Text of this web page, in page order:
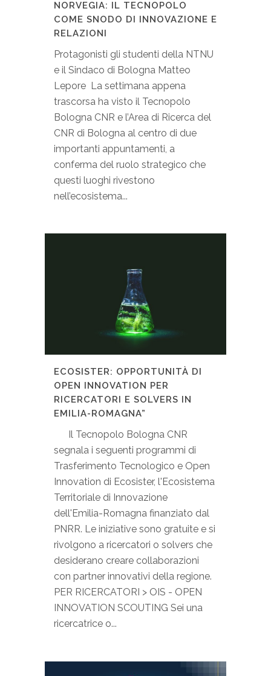
NORVEGIA: IL TECNOPOLO
COME SNODO DI INNOVAZIONE E
RELAZIONI
Protagonisti gli studenti della NTNU
e il Sindaco di Bologna Matteo
Lepore La settimana appena
trascorsa ha visto il Tecnopolo
Bologna CNR e l’Area di Ricerca del
CNR di Bologna al centro di due
importanti appuntamenti, a
conferma del ruolo strategico che
questi luoghi rivestono
nell’ecosistema...
ECOSISTER: OPPORTUNITÀ DI
OPEN INNOVATION PER
RICERCATORI E SOLVERS IN
EMILIA-ROMAGNA”
Il Tecnopolo Bologna CNR
segnala i seguenti programmi di
Trasferimento Tecnologico e Open
Innovation di Ecosister, l'Ecosistema
Territoriale di Innovazione
dell'Emilia-Romagna finanziato dal
PNRR. Le iniziative sono gratuite e si
rivolgono a ricercatori o solvers che
desiderano creare collaborazioni
con partner innovativi della regione.
PER RICERCATORI > OIS - OPEN
INNOVATION SCOUTING Sei una
ricercatrice o...